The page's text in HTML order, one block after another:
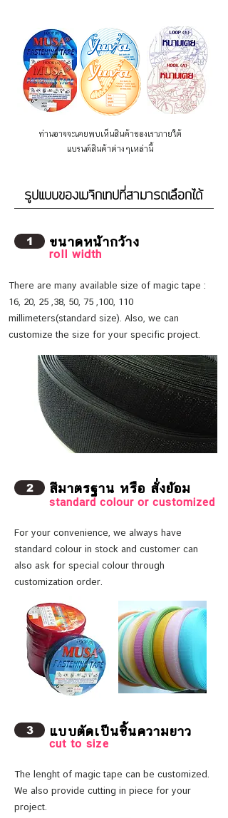
ท่านอาจจะเคยพบเห็นสินค้าของเราภายใต้
แบรนด์สินค้าต่างๆเหล่านี้
รูปแบบของเมจิกเทปที่สามารถเลือกได้
1 ขนาดหน้ากว้าง
roll width
There are many available size of magic tape :
16, 20, 25 ,38, 50, 75 ,100, 110
millimeters(standard size). Also, we can
customize the size for your specific project.
2 สีมาตรฐาน หรือ สั่งย้อม
standard colour or customized
For your convenience, we always have
standard colour in stock and customer can
also ask for special colour through
customization order.
3 แบบตัดเป็นชิ้นความยาว
cut to size
The lenght of magic tape can be customized.
We also provide cutting in piece for your
project.